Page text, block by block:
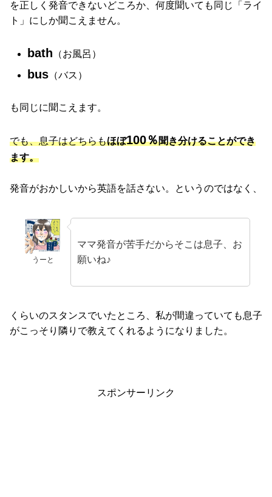
を正しく発音できないどころか、何度聞いても同じ「ライ
ト」にしか聞こえません。
bath （お風呂）
bus （バス）
も同じに聞こえます。
でも、息子はどちらもほぼ100％聞き分けることができ
ます。
発音がおかしいから英語を話さない。というのではなく、
うーと
ママ発音が苦手だからそこは息子、お
願いね♪
くらいのスタンスでいたところ、私が間違っていても息子
がこっそり隣りで教えてくれるようになりました。
スポンサーリンク